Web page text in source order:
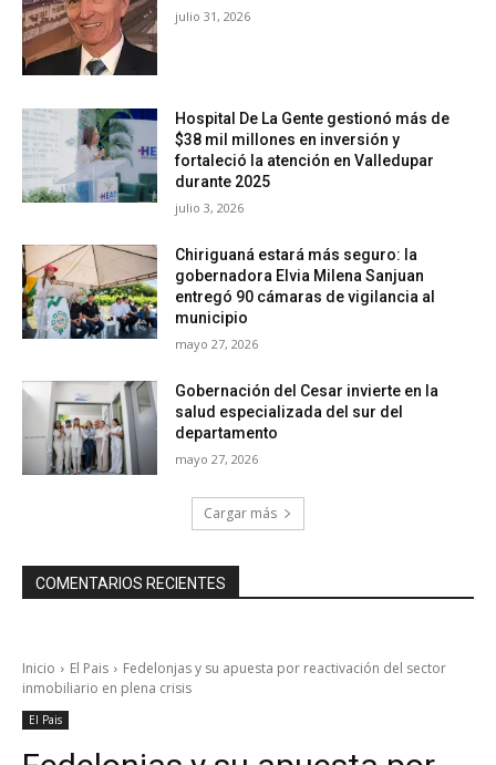
julio 31, 2026
Hospital De La Gente gestionó más de
$38 mil millones en inversión y
fortaleció la atención en Valledupar
durante 2025
julio 3, 2026
Chiriguaná estará más seguro: la
gobernadora Elvia Milena Sanjuan
entregó 90 cámaras de vigilancia al
municipio
mayo 27, 2026
Gobernación del Cesar invierte en la
salud especializada del sur del
departamento
mayo 27, 2026
Cargar más
COMENTARIOS RECIENTES